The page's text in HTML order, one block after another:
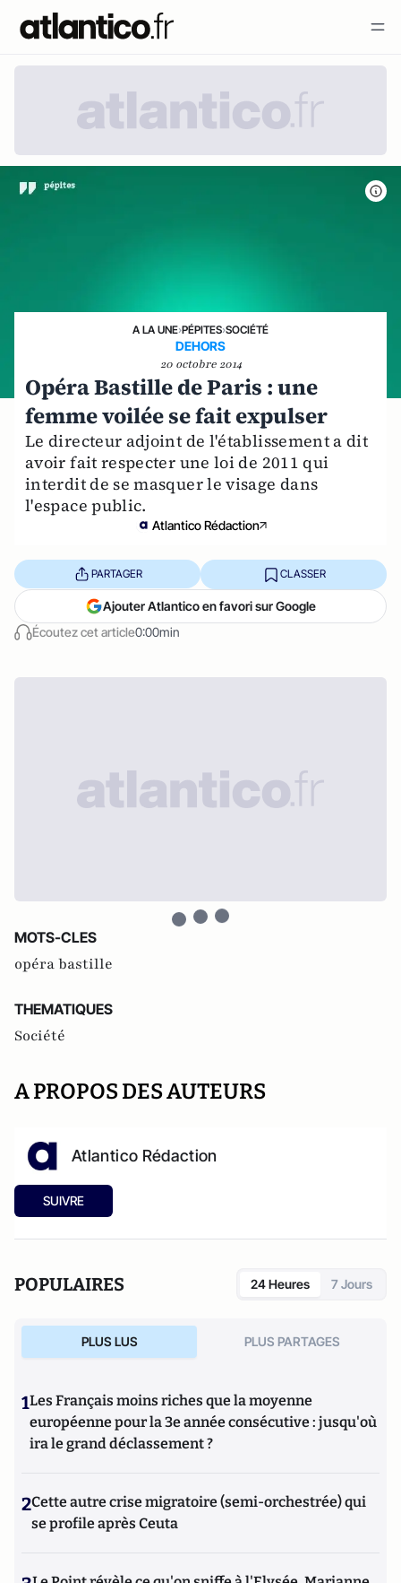
A LA UNE›PÉPITES›SOCIÉTÉ
DEHORS
20 octobre 2014
Opéra Bastille de Paris : une
femme voilée se fait expulser
Le directeur adjoint de l'établissement a dit
avoir fait respecter une loi de 2011 qui
interdit de se masquer le visage dans
l'espace public.
Atlantico Rédaction
Écoutez cet article0:00min
PARTAGER CLASSER
Ajouter Atlantico en favori sur Google
MOTS-CLES
opéra bastille
THEMATIQUES
Société
A PROPOS DES AUTEURS
Atlantico Rédaction
SUIVRE
POPULAIRES 24 Heures 7 Jours
PLUS LUS PLUS PARTAGES
1Les Français moins riches que la moyenne
européenne pour la 3e année consécutive : jusqu'où
ira le grand déclassement ?
2Cette autre crise migratoire (semi-orchestrée) qui
se profile après Ceuta